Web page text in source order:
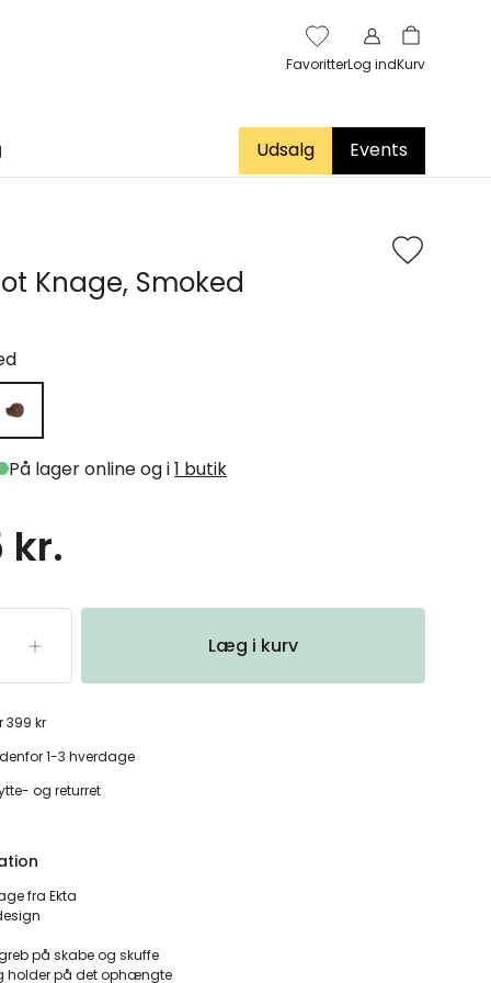
FavoritterLog indKurv
Udsalg Events
Knage, Smoked
På lager online og i1 butik
kr.
Læg i kurv
399 kr
1-3 hverdage
og returret
fra Ekta
på skabe og skuffe
holder på det ophængte